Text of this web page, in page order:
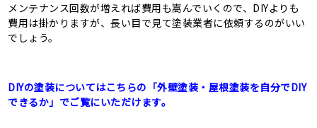
メンテナンス回数が増えれば費用も嵩んでいくので、DIYよりも
費用は掛かりますが、長い目で見て塗装業者に依頼するのがいい
でしょう。
DIYの塗装についてはこちらの「外壁塗装・屋根塗装を自分でDIY
できるか」でご覧にいただけます。